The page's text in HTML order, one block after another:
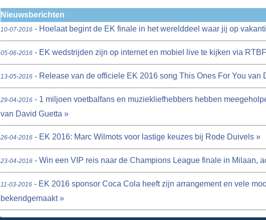
Nieuwsberichten
10-07-2016 - Hoelaat begint de EK finale in het werelddeel waar jij op
05-06-2016 - EK wedstrijden zijn op internet en mobiel live te kijken via
13-05-2016 - Release van de officiele EK 2016 song This Ones For You van
29-04-2016 - 1 miljoen voetbalfans en muziekliefhebbers hebben
van David Guetta »
26-04-2016 - EK 2016: Marc Wilmots voor lastige keuzes bij Rode Duivels »
23-04-2016 - Win een VIP reis naar de Champions League finale in Milaan,
11-03-2016 - EK 2016 sponsor Coca Cola heeft zijn arrangement en vele
bekendgemaakt »